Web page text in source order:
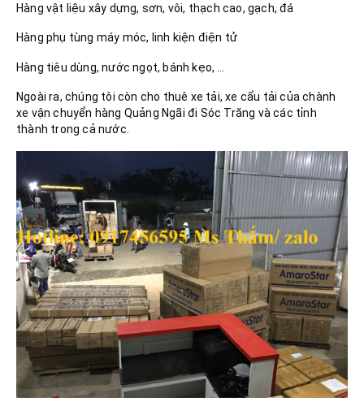
Hàng vật liệu xây dựng, sơn, vôi, thạch cao, gạch, đá
Hàng phụ tùng máy móc, linh kiện điện tử
Hàng tiêu dùng, nước ngọt, bánh kẹo, …
Ngoài ra, chúng tôi còn cho thuê xe tải, xe cẩu tải của chành
xe vận chuyển hàng Quảng Ngãi đi Sóc Trăng và các tỉnh
thành trong cả nước.